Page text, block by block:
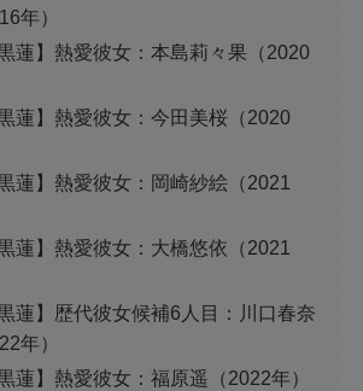
年）
黒蓮】熱愛彼女：本島莉々果（2020
黒蓮】熱愛彼女：今田美桜（2020
黒蓮】熱愛彼女：岡崎紗絵（2021
黒蓮】熱愛彼女：大橋悠依（2021
黒蓮】歴代彼女候補6人目：川口春奈
年）
黒蓮】熱愛彼女：福原遥（2022年）